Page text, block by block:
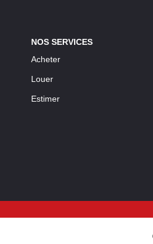
NOS SERVICES
Acheter
Louer
Estimer